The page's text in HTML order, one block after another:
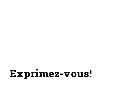
Exprimez-vous!